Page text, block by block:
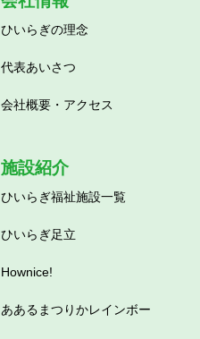
ひいらぎの理念
代表あいさつ
会社概要・アクセス
施設紹介
ひいらぎ福祉施設一覧
ひいらぎ足立
Hownice!
ああるまつりかレインボー